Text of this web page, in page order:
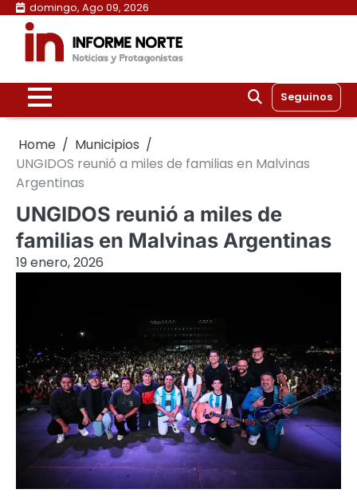
Skip
content
domingo, Ago 09, 2026
Seguinos
Home
Municipios
UNGIDOS reunió a miles de familias en Malvinas
Argentinas
UNGIDOS reunió a miles de
familias en Malvinas Argentinas
19 enero, 2026